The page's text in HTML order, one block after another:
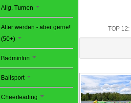
TOP 12:
Allg. Turnen
Älter werden - aber gerne!
(50+)
Badminton
Ballsport
Cheerleading